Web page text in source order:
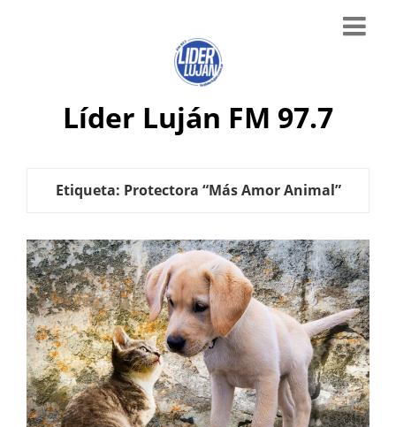
Líder Luján FM 97.7
Etiqueta: Protectora “Más Amor Animal”